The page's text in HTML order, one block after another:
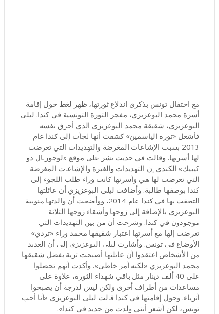
مع احتفال تونس بذكرى اندلاع ثورتها، ظهر لغط حول إقامة
أسرة محمد البوعزيزي، مفجر الثورة التونسية في كندا. ليلى
البوعزيزي، شقيقة محمد البوعزيزي الذي أحرق نفسه
فأشعل «ثورة الياسمين» كشفت أنها لجأت إلى كندا عام
2013 بسبب الإشاعات المغرضة والتهديدات التي تعرضت
لها أسرتها. وقالت في حديث نشر على موقع «لوجورنال دو
كيبيك» الكندي إن التهديدات والغيرة والإشاعات المغرضة
التي تعرضت لها هي وأسرتها كانت وراء طلب اللجوء إلى
كندا بوصفها طالبة. وأضافت ليلى البوعزيزي أن عائلتها
التحقت بها في كندا عام 2014، ووأضحت أن والدتها منوبية
البوعزيزي بالإضافة إلى زوجها وأشقاء زوجها الثلاثة
موجودون في كندا. وشرحت أن من بين التهديدات التي
تعرضت إلها مع أسرتها اعتبار شقيقها محمد وراء «تردي»
الأوضاع في تونس. وأشارت ليلى البوعزيزي إلى أن العديد
من الأشخاص اعتقدوا أن عائلتها أصبحت ثرية بفضل شقيقها
محمد البوعزيزي «لكنه أمر خاطئ». وأكدت أنهم تحصلوا
على 40 ألف دينار مثل باقي شهداء الثورة، علاوة على
مساعدات من أطراف أخرى ولكن ليس لدرجة أن يصبحوا
أثرياء. وحول إقامتها في كندا قالت ليلى البوعزيزي «أنا أحب
تونس، لكن أشعر أنني ولدت من جديد في كندا».